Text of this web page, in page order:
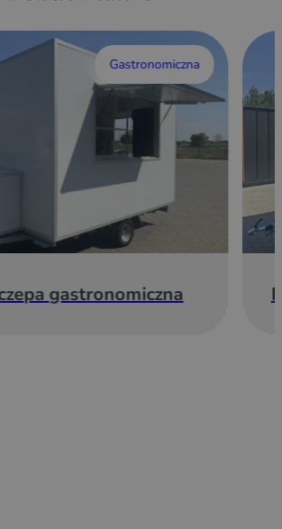
Gastronomiczna
gastronomiczna